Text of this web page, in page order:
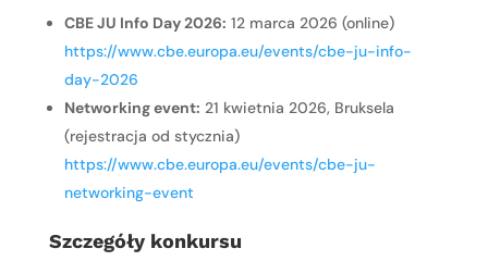
CBE JU Info Day 2026: 12 marca 2026 (online)
https://www.cbe.europa.eu/events/cbe-ju-info-
day-2026
Networking event: 21 kwietnia 2026, Bruksela
(rejestracja od stycznia)
https://www.cbe.europa.eu/events/cbe-ju-
networking-event
Szczegóły konkursu